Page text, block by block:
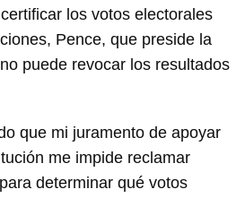
los votos electorales
Pence, que preside la
puede revocar los resultados
que mi juramento de apoyar
me impide reclamar
determinar qué votos